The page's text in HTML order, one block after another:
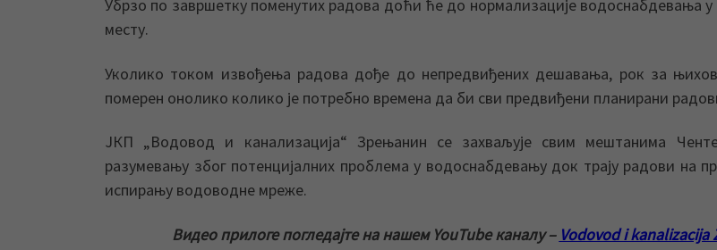
Убрзо по завршетку поменутих радова доћи ће до нормализације водоснабдевања
месту.
Уколико током извођења радова дође до непредвиђених дешавања, рок за
померен онолико колико је потребно времена да би сви предвиђени планирани
ЈКП „Водовод и канализација“ Зрењанин се захваљује свим мештанима
разумевању због потенцијалних проблема у водоснабдевању док трају радови на
испирању водоводне мреже.
Видео прилоге погледајте на нашем YouTube каналу – Vodovod i kanalizacija